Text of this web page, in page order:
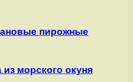
пирожные
морского окуня